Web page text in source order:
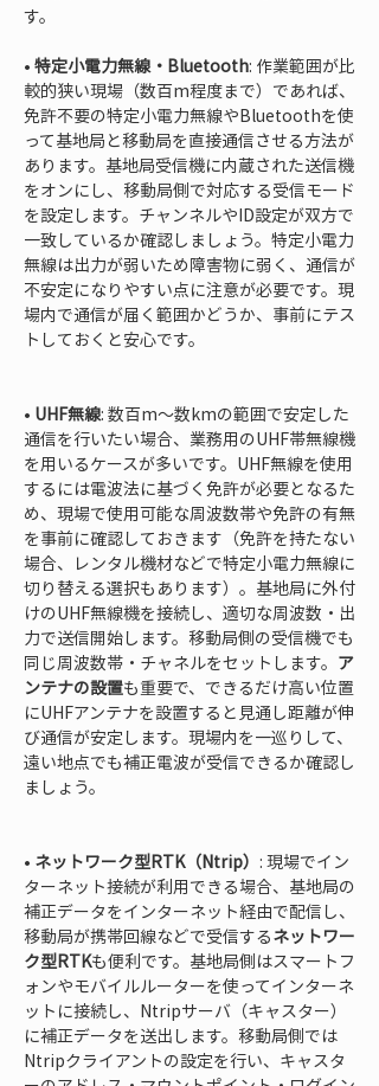
す。
• 特定小電力無線・Bluetooth: 作業範囲が比
較的狭い現場（数百m程度まで）であれば、
免許不要の特定小電力無線やBluetoothを使
って基地局と移動局を直接通信させる方法が
あります。基地局受信機に内蔵された送信機
をオンにし、移動局側で対応する受信モード
を設定します。チャンネルやID設定が双方で
一致しているか確認しましょう。特定小電力
無線は出力が弱いため障害物に弱く、通信が
不安定になりやすい点に注意が必要です。現
場内で通信が届く範囲かどうか、事前にテス
トしておくと安心です。
• UHF無線: 数百m～数kmの範囲で安定した
通信を行いたい場合、業務用のUHF帯無線機
を用いるケースが多いです。UHF無線を使用
するには電波法に基づく免許が必要となるた
め、現場で使用可能な周波数帯や免許の有無
を事前に確認しておきます（免許を持たない
場合、レンタル機材などで特定小電力無線に
切り替える選択もあります）。基地局に外付
けのUHF無線機を接続し、適切な周波数・出
力で送信開始します。移動局側の受信機でも
同じ周波数帯・チャネルをセットします。 ア
ンテナの設置も重要で、できるだけ高い位置
にUHFアンテナを設置すると見通し距離が伸
び通信が安定します。現場内を一巡りして、
遠い地点でも補正電波が受信できるか確認し
ましょう。
• ネットワーク型RTK（Ntrip） : 現場でイン
ターネット接続が利用できる場合、基地局の
補正データをインターネット経由で配信し、
移動局が携帯回線などで受信するネットワー
ク型RTKも便利です。基地局側はスマートフ
ォンやモバイルルーターを使ってインターネ
ットに接続し、Ntripサーバ（キャスター）
に補正データを送出します。移動局側では
Ntripクライアントの設定を行い、キャスタ